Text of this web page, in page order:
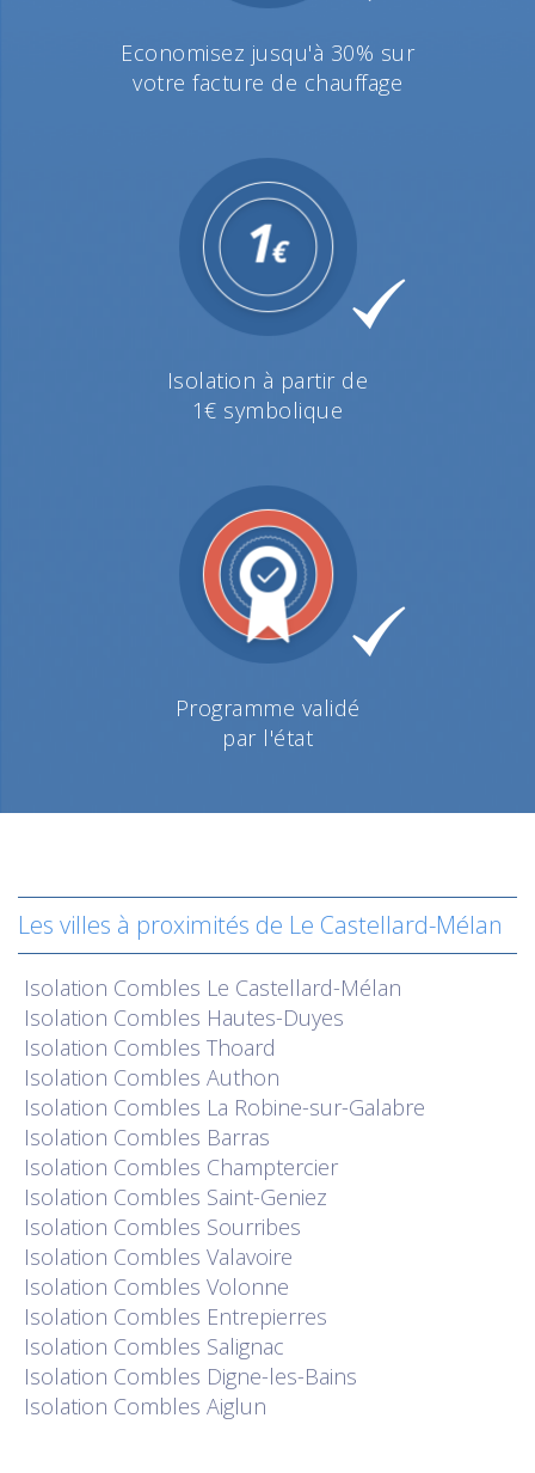
Economisez jusqu'à 30% sur
votre facture de chauffage
Isolation à partir de
1€ symbolique
Programme validé
par l'état
Les villes à proximités de Le Castellard-Mélan
Isolation Combles Le Castellard-Mélan
Isolation Combles Hautes-Duyes
Isolation Combles Thoard
Isolation Combles Authon
Isolation Combles La Robine-sur-Galabre
Isolation Combles Barras
Isolation Combles Champtercier
Isolation Combles Saint-Geniez
Isolation Combles Sourribes
Isolation Combles Valavoire
Isolation Combles Volonne
Isolation Combles Entrepierres
Isolation Combles Salignac
Isolation Combles Digne-les-Bains
Isolation Combles Aiglun